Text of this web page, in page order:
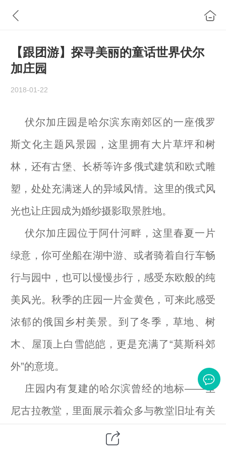
【跟团游】探寻美丽的童话世界伏尔
加庄园
2018-01-22
伏尔加庄园是哈尔滨东南郊区的一座俄罗
斯文化主题风景园，这里拥有大片草坪和树
林，还有古堡、长桥等许多俄式建筑和欧式雕
塑，处处充满迷人的异域风情。这里的俄式风
光也让庄园成为婚纱摄影取景胜地。
伏尔加庄园位于阿什河畔，这里春夏一片
绿意，你可坐船在湖中游、或者骑着自行车畅
行与园中，也可以慢慢步行，感受东欧般的纯
美风光。秋季的庄园一片金黄色，可来此感受
浓郁的俄国乡村美景。到了冬季，草地、树
木、屋顶上白雪皑皑，更是充满了“莫斯科郊
外”的意境。
庄园内有复建的哈尔滨曾经的地标——圣
尼古拉教堂，里面展示着众多与教堂旧址有关
的历史照片。此外还巴甫洛夫古城堡、丽丽娅